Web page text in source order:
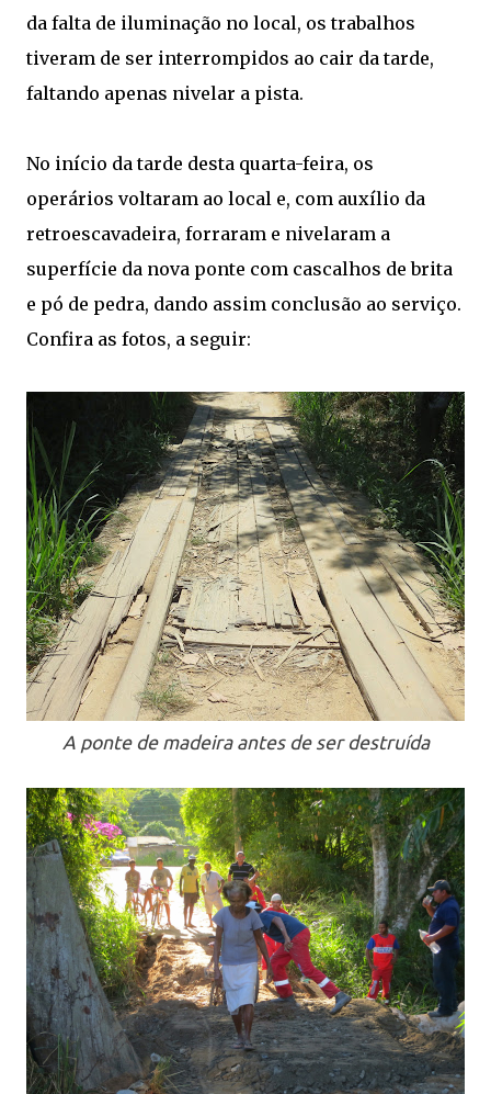
da falta de iluminação no local, os trabalhos
tiveram de ser interrompidos ao cair da tarde,
faltando apenas nivelar a pista.
No início da tarde desta quarta-feira, os
operários voltaram ao local e, com auxílio da
retroescavadeira, forraram e nivelaram a
superfície da nova ponte com cascalhos de brita
e pó de pedra, dando assim conclusão ao serviço.
Confira as fotos, a seguir:
A ponte de madeira antes de ser destruída